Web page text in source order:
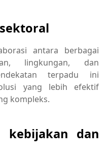
antara berbagai
lingkungan, dan
terpadu ini
yang lebih efektif
kompleks.
kebijakan dan